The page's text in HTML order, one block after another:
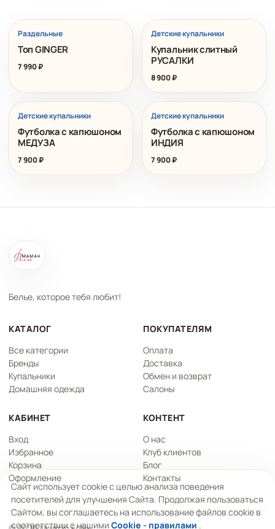
Раздельные
Топ GINGER
7 990₽
Детские купальники
Купальник слитный
РУСАЛКИ
8 900₽
Детские купальники
Футболка с капюшоном
МЕДУЗА
7 900₽
Детские купальники
Футболка с капюшоном
ИНДИЯ
7 900₽
Белье, которое тебя любит!
КАТАЛОГ
Все категории
Бренды
Купальники
Домашняя одежда
ПОКУПАТЕЛЯМ
Оплата
Доставка
Обмен и возврат
Салоны
КАБИНЕТ
Вход
Избранное
Корзина
Оформление
КОНТЕНТ
О нас
Клуб клиентов
Блог
Контакты
Сайт использует cookie с целью анализа поведения
посетителей для улучшения Сайта. Продолжая пользоваться
Сайтом, вы соглашаетесь на использование файлов cookie в
соответствии с нашими Cookie - правилами .